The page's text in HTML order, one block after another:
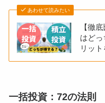
あわせて読みたい
【徹
はどっ
リッ
一括投資：72の法則